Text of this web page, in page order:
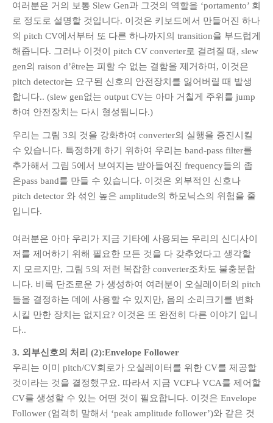
여러분은 거의 보통 Slew Gen과 그것의 역할을 ‘portamento’ 회
로 정도로 설명할 것입니다. 이것은 키보드에서 만들어진 하나
의 pitch CV에서부터 또 다른 하나까지의 transition을 부드럽게
해줍니다. 그러나 이것이 pitch CV converter로 걸려질 때, slew
gen의 raison d’être는 피할 수 없는 결함을 제거하며, 이것은
pitch detector는 요구된 신호의 안전장치를 잃어버릴 때 발생
합니다.. (slew gen없는 output CV는 아마 거칠게 주위를 jump
하여 안전장치는 다시 형성됩니다.)
우리는 그림 3의 것을 강화하여 converter의 실행을 증진시킬
수 있습니다. 특정하게 하기 위하여 우리는 band-pass filter를
추가해서 그림 5에서 보여지는 받아들여진 frequency들의 좁
은pass band를 만들 수 있습니다. 이것은 외부적인 신호나
pitch detector 와 섞인 높은 amplitude의 하모닉스의 위험을 줄
입니다.
여러분은 아마 우리가 지금 기타에 사용되는 우리의 신디사이
저를 제어하기 위해 필요한 모든 것을 다 갖추었다고 생각할
지 모르지만, 그림 5의 저런 복잡한 converter조차도 불충분합
니다. 비록 단조로운 가 생성하여 여러분이 오실레이터의 pitch
들을 결정하는 데에 사용할 수 있지만, 음의 소리크기를 변화
시킬 만한 장치는 없지요? 이것은 또 완전히 다른 이야기 입니
다..
3. 외부신호의 처리 (2):Envelope Follower
우리는 이미 pitch/CV회로가 오실레이터를 위한 CV를 제공할
것이라는 것을 결정했구요. 따라서 지금 VCF나 VCA를 제어할
CV를 생성할 수 있는 어떤 것이 필요합니다. 이것은 Envelope
Follower (엄격히 말해서 ‘peak amplitude follower’)와 같은 것